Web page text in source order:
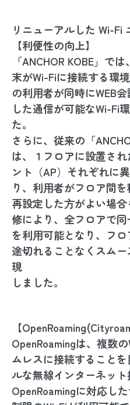
リニューアルした Wi-Fi
【利便性の向上】
「ANCHOR KOBE」で
末がWi-Fiに接続する環
の利⽤者が同時にWEB
した通信が可能なWi-Fi
た。
さらに、従来の「
は、１フロアに設置さ
ント（AP）それぞれに
り、利⽤者がフロア間
再設定した⽅がよい場
修により、全フロアで
を利⽤可能となり、フ
途切れることなくスム
現
しました。
【
OpenRoamingは、複数
ムレスに接続すること
ルな無線インターネット
OpenRoamingに対応し